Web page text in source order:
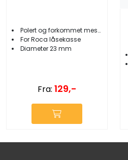
Polert og forkommet messing
For Roca låsekasse
Diameter 23 mm
Fra: 129,-